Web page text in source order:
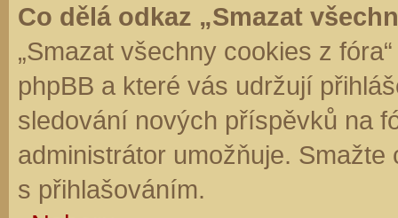
Co dělá odkaz „Smazat
„Smazat všechny cookies z
phpBB a které vás udržují
sledování nových příspěvků na
administrátor umožňuje.
s přihlašováním.